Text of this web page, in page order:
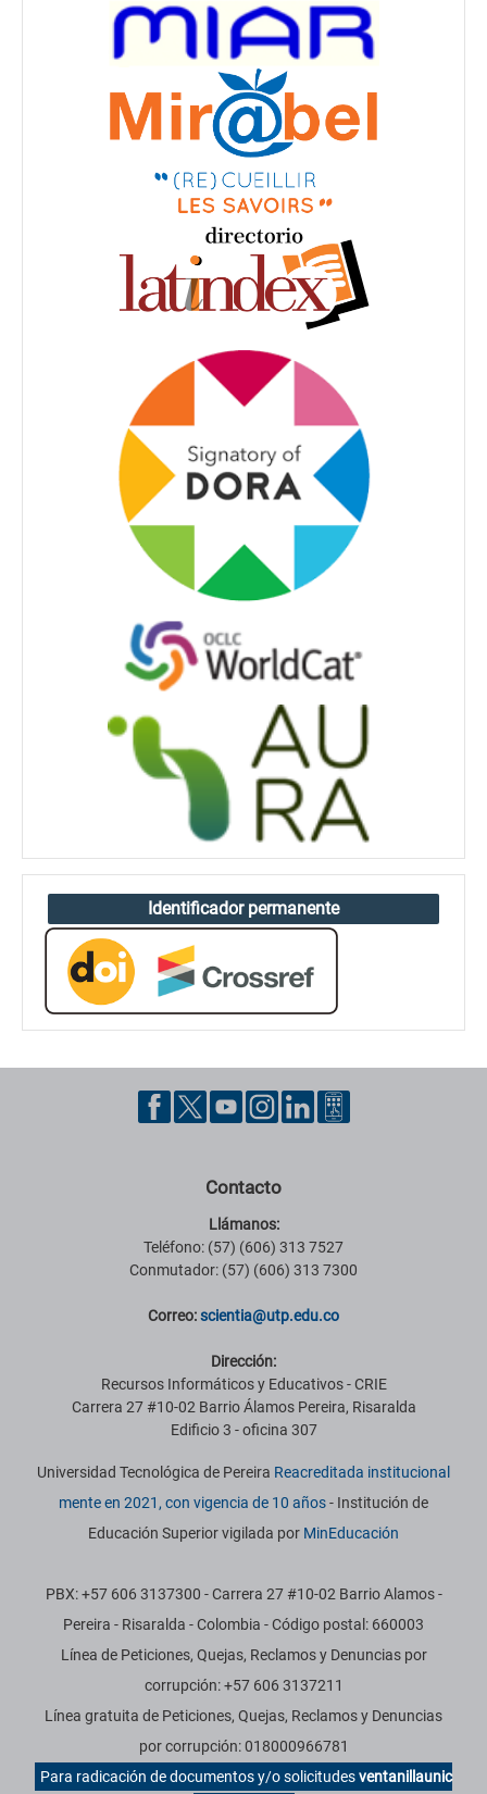
Identificador permanente
Contacto
Llámanos:
Teléfono: (57) (606) 313 7527
Conmutador: (57) (606) 313 7300
Correo:scientia@utp.edu.co
Dirección:
Recursos Informáticos y Educativos - CRIE
Carrera 27 #10-02 Barrio Álamos Pereira, Risaralda
Edificio 3 - oficina 307
Universidad Tecnológica de Pereira Reacreditada institucional
mente en 2021, con vigencia de 10 años- Institución de
Educación Superior vigilada por MinEducación
PBX: +57 606 3137300 - Carrera 27 #10-02 Barrio Alamos -
Pereira - Risaralda - Colombia - Código postal: 660003
Línea de Peticiones, Quejas, Reclamos y Denuncias por
corrupción: +57 606 3137211
Línea gratuita de Peticiones, Quejas, Reclamos y Denuncias
por corrupción: 018000966781
Para radicación de documentos y/o solicitudesventanillaunic